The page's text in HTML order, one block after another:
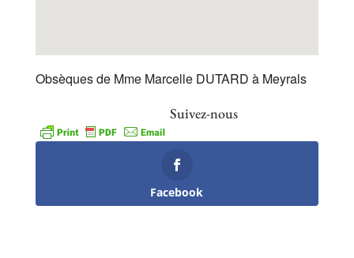
Obsèques de Mme Marcelle DUTARD à Meyrals
Suivez-nous
Facebook